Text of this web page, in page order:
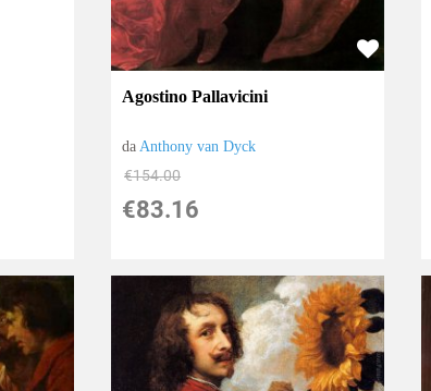
Agostino Pallavicini
daAnthony van Dyck
€154.00
€83.16